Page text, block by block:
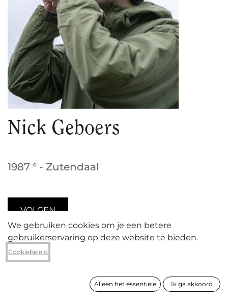
Nick Geboers
1987 ° - Zutendaal
VOLGEN
Nick Geboers (°1987 in Herentals, woont en
in de Fotografie aan de Koninklijke Academie in
We gebruiken cookies om je een betere
gebruikerservaring op deze website te bieden.
Cookiebeleid
Alleen het essentiële Ik ga akkoord